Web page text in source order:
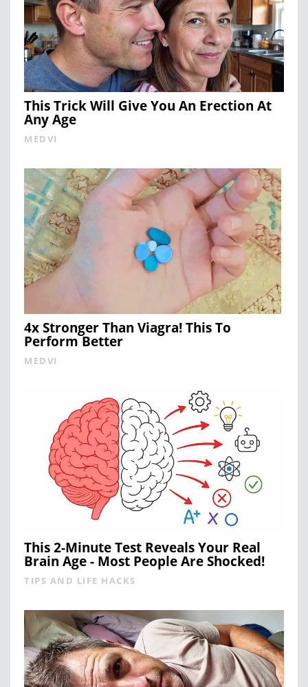
This Trick Will Give You An Erection At
Any Age
MEDVI
4x Stronger Than Viagra! This To
Perform Better
MEDVI
This 2-Minute Test Reveals Your Real
Brain Age - Most People Are Shocked!
TIPS AND LIFE HACKS